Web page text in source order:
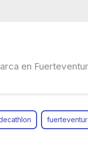
en